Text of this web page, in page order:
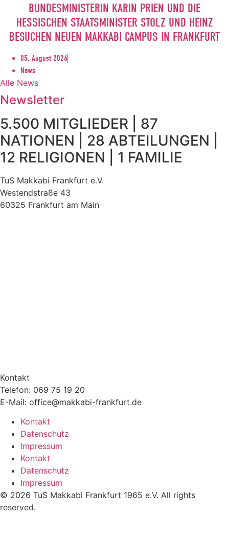
BUNDESMINISTERIN KARIN PRIEN UND DIE
HESSISCHEN STAATSMINISTER STOLZ UND HEINZ
BESUCHEN NEUEN MAKKABI CAMPUS IN FRANKFURT
05. August 2026
News
Alle News
Newsletter
5.500 MITGLIEDER | 87
NATIONEN | 28 ABTEILUNGEN |
12 RELIGIONEN | 1 FAMILIE
TuS Makkabi Frankfurt e.V.
Westendstraße 43
60325 Frankfurt am Main
Kontakt
Telefon: 069 75 19 20
E-Mail: office@makkabi-frankfurt.de
Kontakt
Datenschutz
Impressum
Kontakt
Datenschutz
Impressum
© 2026 TuS Makkabi Frankfurt 1965 e.V. All rights
reserved.